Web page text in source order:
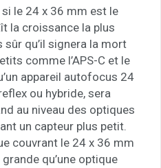
le 24 x 36 mm est le
la croissance la plus
qu’il signera la mort
comme l’APS-C et le
appareil autofocus 24
ou hybride, sera
au niveau des optiques
un capteur plus petit.
couvrant le 24 x 36 mm
qu’une optique